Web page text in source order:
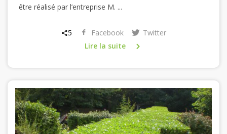
être réalisé par l’entreprise M. ...
5 Facebook
Twitter
Lire la suite